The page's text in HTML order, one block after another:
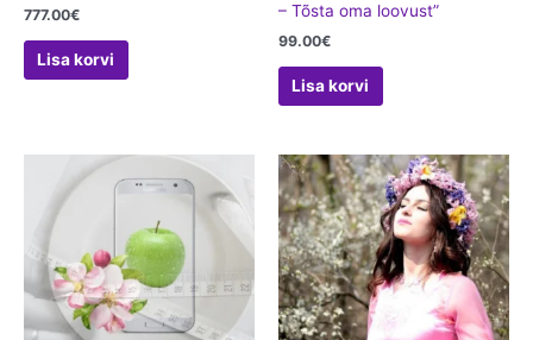
777.00€
Lisa korvi
– Tõsta oma loovust”
99.00€
Lisa korvi